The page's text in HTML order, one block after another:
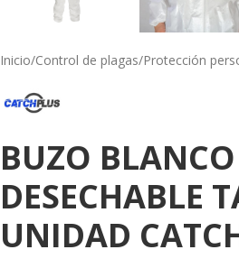
Inicio/Control de plagas/Protección
BUZO BLANCO
DESECHABLE
UNIDAD